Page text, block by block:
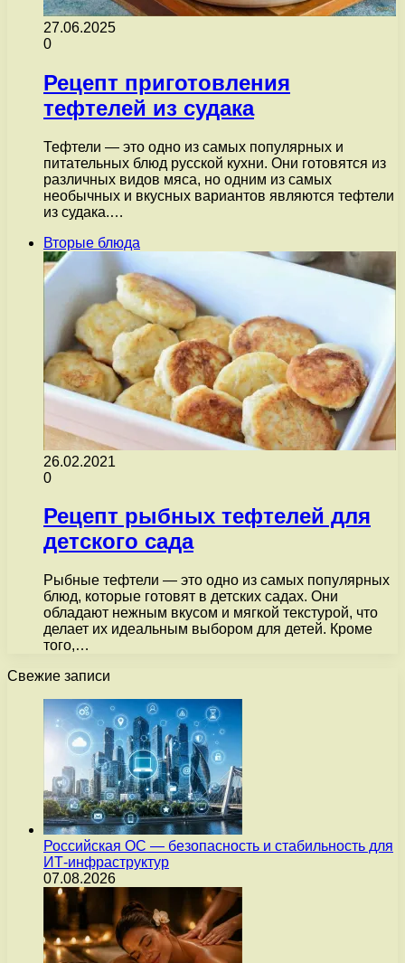
27.06.2025
0
Рецепт приготовления
тефтелей из судака
Тефтели — это одно из самых популярных и
питательных блюд русской кухни. Они готовятся из
различных видов мяса, но одним из самых
необычных и вкусных вариантов являются тефтели
из судака.…
Вторые блюда
26.02.2021
0
Рецепт рыбных тефтелей для
детского сада
Рыбные тефтели — это одно из самых популярных
блюд, которые готовят в детских садах. Они
обладают нежным вкусом и мягкой текстурой, что
делает их идеальным выбором для детей. Кроме
того,…
Свежие записи
Российская ОС — безопасность и стабильность для
ИТ-инфраструктур
07.08.2026